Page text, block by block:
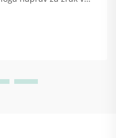
hladnega ali
potiska zrak...